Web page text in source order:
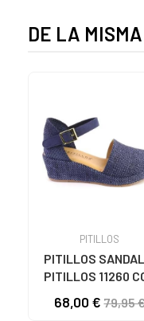
DE LA
PITILLOS
PITILLOS
PITILLOS 11260
HEBILLA AZUL
68,00 €79,95